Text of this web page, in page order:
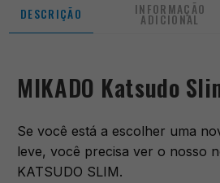
DESCRIÇÃO INFORMAÇÃO
ADICIONAL
MIKADO Katsudo
Se você está a escolher uma
leve, você precisa ver o nosso
KATSUDO SLIM.